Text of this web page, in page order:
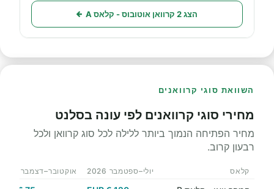
הצג 2 קרוואן אוטובוס - קלאס A
השוואת סוגי קרוואנים
מחירי סוגי קרוואנים לפי עונה בסלנט
מחיר הפתיחה הנמוך ביותר ללילה לכל סוג קרוואן ולכל
רבעון קרוב.
קלאס יולי–ספטמבר 2026 אוקטובר–דצמבר 2026